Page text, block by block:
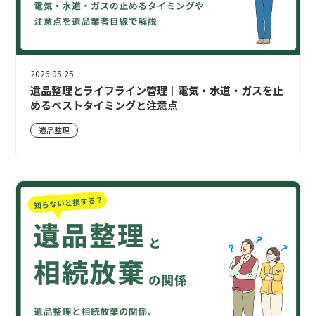
2026.05.25
遺品整理とライフライン管理｜電気・水道・ガスを止
めるベストタイミングと注意点
遺品整理